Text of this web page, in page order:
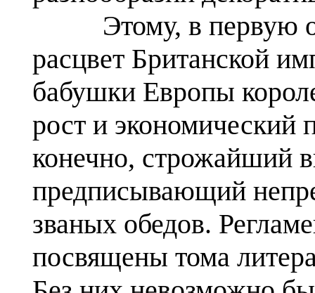
Этому, в первую
расцвет Британской
бабушки Европы
рост и экономический
конечно, строжайший
предписывающий
званых обедов.
посвящены тома